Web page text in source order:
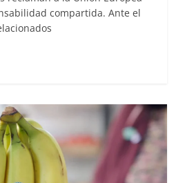
compartida. Ante el